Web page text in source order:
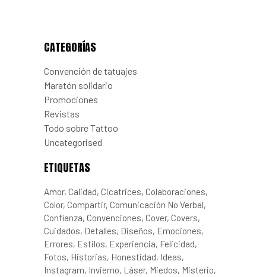
CATEGORÍAS
Convención de tatuajes
Maratón solidario
Promociones
Revistas
Todo sobre Tattoo
Uncategorised
ETIQUETAS
Amor Calidad Cicatrices Colaboraciones
Color Compartir Comunicación No Verbal
Confianza Convenciones Cover Covers
Cuidados Detalles Diseños Emociones
Errores Estilos Experiencia Felicidad
Fotos Historias Honestidad Ideas
Instagram Invierno Láser Miedos Misterio